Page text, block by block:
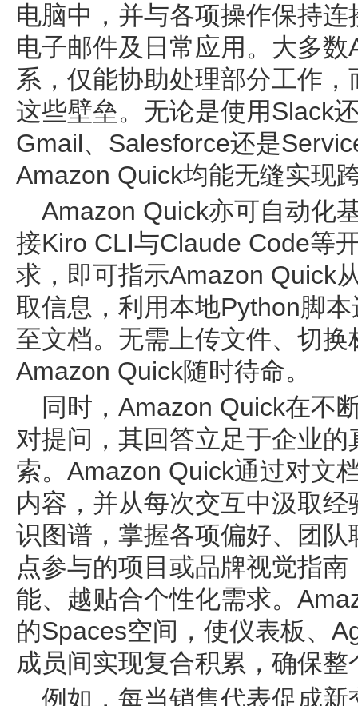
电脑中，并与各项操作保持
电子邮件及日常应用。大多
系，仅能协助处理部分工作
这些壁垒。无论是使用Slack
Gmail、Salesforce还是
Amazon Quick均能无缝实现
Amazon Quick亦可自动化
接Kiro CLI与Claude Code等
求，即可指示Amazon Quick
取信息，利用本地Python脚
至文档。无需上传文件、切
Amazon Quick随时待命。
同时，Amazon Quick在不
对提问，其回答立足于企业
索。Amazon Quick通过对文
内容，并从每次交互中汲取
识图谱，掌握各项偏好、团
点参与的项目或品牌视觉指
能、越贴合个性化需求。
的Spaces空间，使仪表板、
成员间实现复合积累，确保
例如，每当销售代表促成